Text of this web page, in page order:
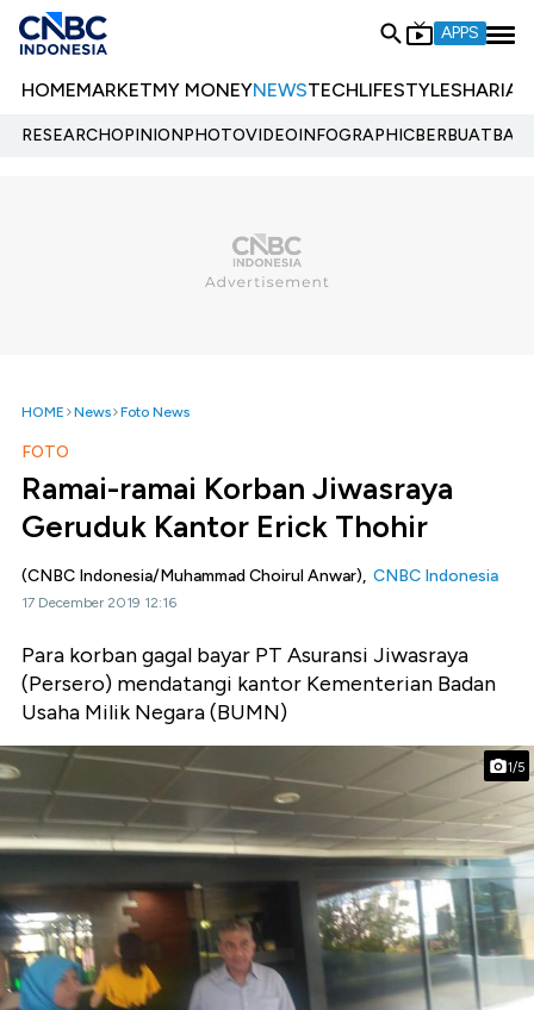
APPS
HOMEMARKETMY MONEYNEWSTECHLIFESTYLESHARIA
RESEARCHOPINIONPHOTOVIDEOINFOGRAPHIC
HOME News Foto News
FOTO
Ramai-ramai Korban Jiwasraya
Geruduk Kantor Erick Thohir
(CNBC Indonesia/Muhammad Choirul Anwar), CNBC Indonesia
17 December 2019 12:16
Para korban gagal bayar PT Asuransi Jiwasraya
(Persero) mendatangi kantor Kementerian Badan
Usaha Milik Negara (BUMN)
1/5